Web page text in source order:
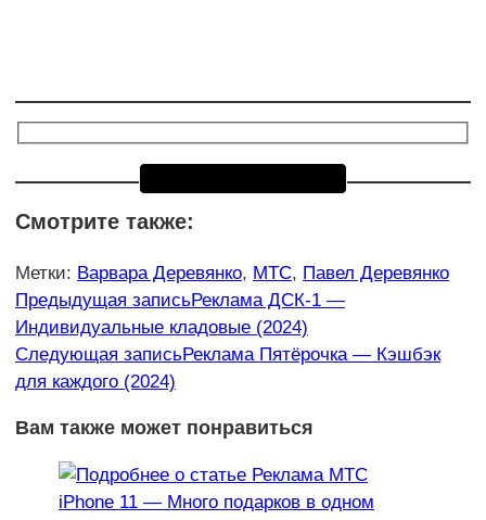
Смотрите также:
Метки: Варвара Деревянко, МТС, Павел Деревянко
Еще
статьи
Предыдущая записьРеклама ДСК-1 —
Индивидуальные кладовые (2024)
Следующая записьРеклама Пятёрочка — Кэшбэк
для каждого (2024)
Вам также может понравиться